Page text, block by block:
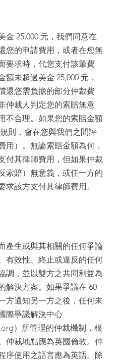
金 25,000 元，我們同意在
您的申請費用，或者在您無
要求時，代您支付該筆費
未超過美金 25,000 元，
還您需負擔的部分仲裁費
仲裁人判定您的索賠無意
不合理。如果您的索賠金額
則，會在您與我們之間評
用）。無論索賠金額為何，
付其律師費用，但如果仲裁
索賠）無意義，或任一方的
求該方支付其律師費用。
產生或與其相關的任何爭論
有效性、終止或違反的任何
調，並以雙方之共同利益為
解決方案。如果爭議在 60
方通知另一方之後，任何未
際爭議解決中心
）所管理的仲裁機制，根
仲裁地點應為英國倫敦。仲
序使用之語言應為英語。除